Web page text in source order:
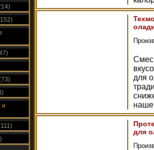
и
для
для